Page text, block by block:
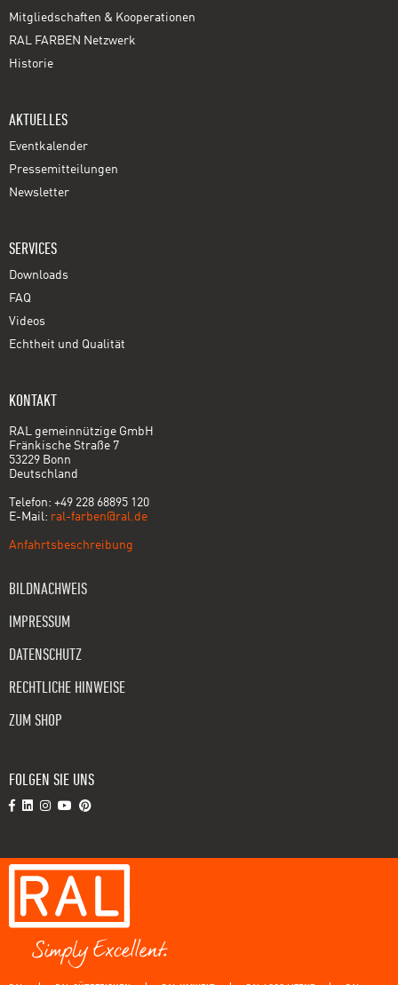
Mitgliedschaften & Kooperationen
RAL FARBEN Netzwerk
Historie
AKTUELLES
Eventkalender
Pressemitteilungen
Newsletter
SERVICES
Downloads
FAQ
Videos
Echtheit und Qualität
KONTAKT
RAL gemeinnützige GmbH
Fränkische Straße 7
53229 Bonn
Deutschland
Telefon: +49 228 68895 120
E-Mail: ral-farben@ral.de
Anfahrtsbeschreibung
BILDNACHWEIS
IMPRESSUM
DATENSCHUTZ
RECHTLICHE HINWEISE
ZUM SHOP
FOLGEN SIE UNS